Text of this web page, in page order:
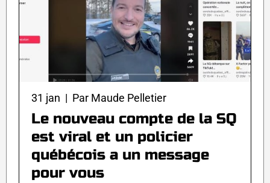
31 jan | Par Maude Pelletier
Le nouveau compte de la SQ
est viral et un policier
québécois a un message
pour vous